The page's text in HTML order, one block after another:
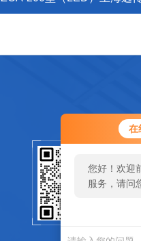
在
您好！欢迎
服务，请问